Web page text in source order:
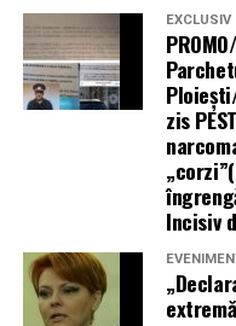
Ea este rezultatul unei
și al unor oameni care
sport tânăr poate
internațional.
www.frpadbol.ro
www.padbol.ro
Articol preluat din
EXCLUSIV
zis
Incisiv